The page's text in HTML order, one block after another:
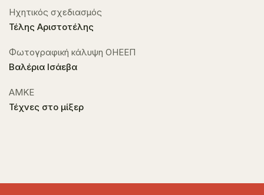
Ηχητικός σχεδιασμός
Τέλης Αριστοτέλης
Φωτογραφική κάλυψη ΟΗΕΕΠ
Βαλέρια Ισάεβα
ΑΜΚΕ
Τέχνες στο μίξερ